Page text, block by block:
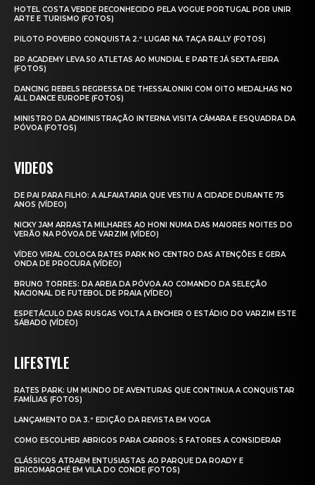
HOTEL COSTA VERDE RECONHECIDO PELA VOGUE PORTUGAL POR UNIR
ARTE E TURISMO (FOTOS)
PILOTO POVEIRO CONQUISTA 2.º LUGAR NA TAÇA RALLY (FOTOS)
RP ACADEMY LEVA 50 ATLETAS AO MUNDIAL E PARTE JÁ SEXTA‑FEIRA
(FOTOS)
DANCING REBELS REGRESSA DE THESSALONIKI COM OITO MEDALHAS NO
ALL DANCE EUROPE (FOTOS)
MINISTRO DA ADMINISTRAÇÃO INTERNA VISITA CÂMARA E ESQUADRA DA
PÓVOA (FOTOS)
VIDEOS
DE PAI PARA FILHO: A ALFAIATARIA QUE VESTIU A CIDADE DURANTE 75
ANOS (VÍDEO)
NICKY JAM ARRASTA MILHARES AO HONI NUMA DAS MAIORES NOITES DO
VERÃO NA PÓVOA DE VARZIM (VÍDEO)
VÍDEO VIRAL COLOCA RATES PARK NO CENTRO DAS ATENÇÕES E GERA
ONDA DE PROCURA (VÍDEO)
BRUNO TORRES: DA AREIA DA PÓVOA AO COMANDO DA SELEÇÃO
NACIONAL DE FUTEBOL DE PRAIA (VÍDEO)
ESPETÁCULO DAS RUSGAS VOLTA A ENCHER O ESTÁDIO DO VARZIM ESTE
SÁBADO (VÍDEO)
LIFESTYLE
RATES PARK: UM MUNDO DE AVENTURAS QUE CONTINUA A CONQUISTAR
FAMÍLIAS (FOTOS)
LANÇAMENTO DA 3.ª EDIÇÃO DA REVISTA EM VOGA
COMO ESCOLHER ABRIGOS PARA CARROS: 5 FATORES A CONSIDERAR
CLÁSSICOS ATRAEM ENTUSIASTAS AO PARQUE DA ROADY E
BRICOMARCHÉ EM VILA DO CONDE (FOTOS)